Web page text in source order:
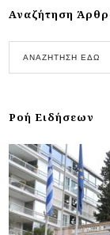
Αναζήτηση
Ροή Ειδήσεων